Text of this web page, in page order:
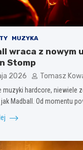
MUZYKA
wraca z nowym
Stomp
2026 Tomasz
muzyki hardcore, niewiele
Madball. Od momentu